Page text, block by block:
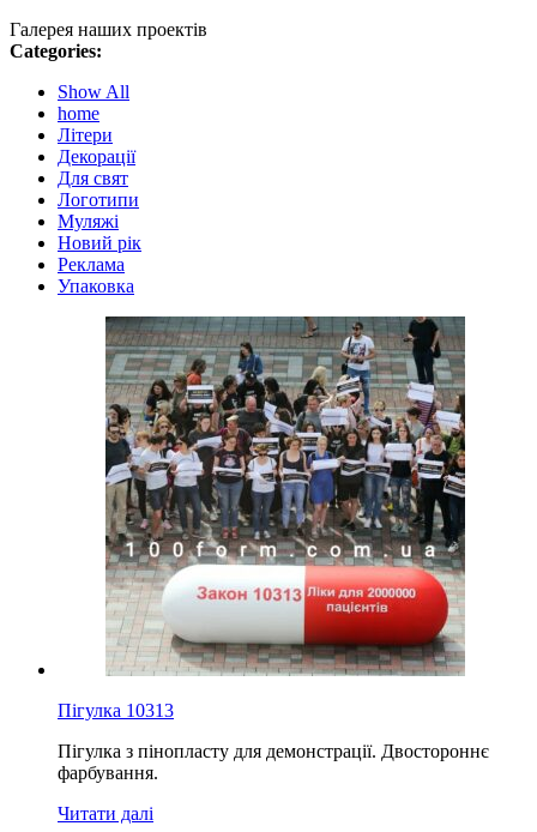
Галерея наших проектів
Categories:
Show All
home
Літери
Декорації
Для свят
Логотипи
Муляжі
Новий рік
Реклама
Упаковка
Пігулка 10313
Пігулка з пінопласту для демонстрації. Двостороннє
фарбування.
Читати далі